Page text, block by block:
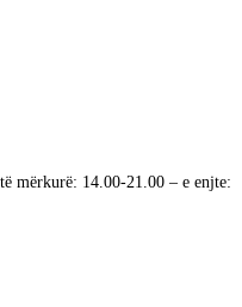
mërkurë: 14.00-21.00 – e enjte: